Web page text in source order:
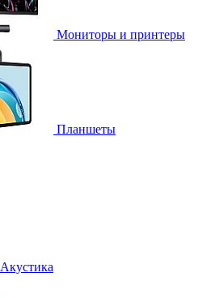
Мониторы и принтеры
Планшеты
Акустика